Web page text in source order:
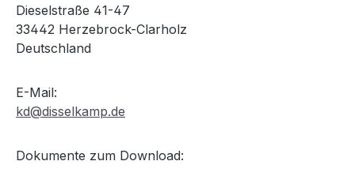
Dieselstraße 41-47
33442 Herzebrock-Clarholz
Deutschland
E-Mail:
kd@disselkamp.de
Dokumente zum Download: